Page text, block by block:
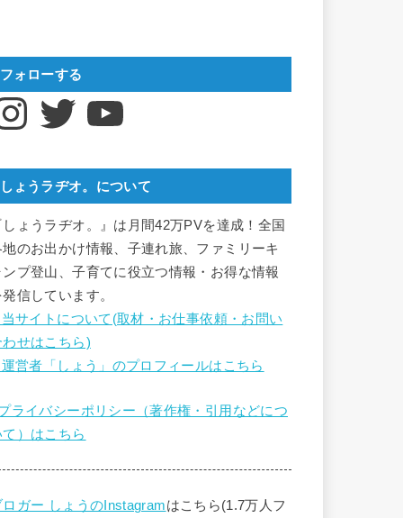
フォローする
Twitter YouTube
しょうラヂオ。について
しょうラヂオ。』は月間42万PVを達成！全国
地のお出かけ情報、子連れ旅、ファミリーキ
ンプ登山、子育てに役立つ情報・お得な情報
信しています。
サイトについて(取材・お仕事依頼・お問い
わせはこちら)
営者「しょう」のプロフィールはこちら
ライバシーポリシー（著作権・引用などにつ
て）はこちら
ロガー しょうのInstagramはこちら(1.7万人フ